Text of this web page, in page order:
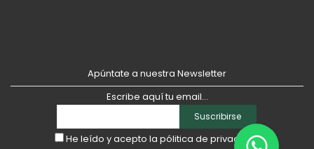
Apúntate a nuestra Newsletter
Escribe aquí tu email...
Suscribirse
He leído y acepto la pólitica de privacidad